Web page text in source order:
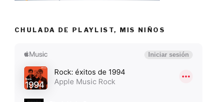
CHULADA DE PLAYLIST, MIS NIÑOS